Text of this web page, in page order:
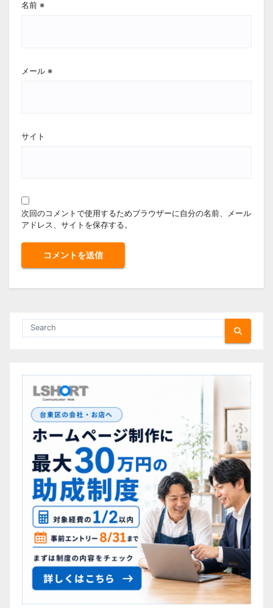
名前 ※
メール ※
サイト
次回のコメントで使用するためブラウザーに自分の名前、メール
アドレス、サイトを保存する。